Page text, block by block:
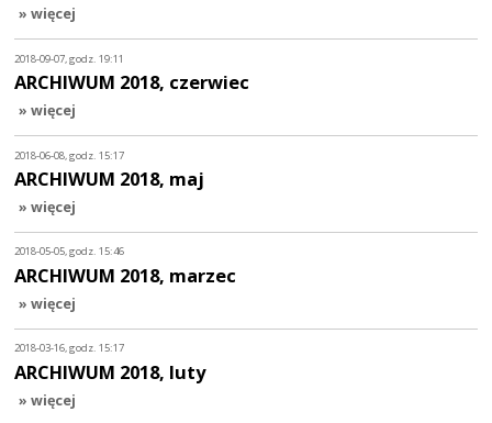
» więcej
2018-09-07, godz. 19:11
ARCHIWUM 2018, czerwiec
» więcej
2018-06-08, godz. 15:17
ARCHIWUM 2018, maj
» więcej
2018-05-05, godz. 15:46
ARCHIWUM 2018, marzec
» więcej
2018-03-16, godz. 15:17
ARCHIWUM 2018, luty
» więcej